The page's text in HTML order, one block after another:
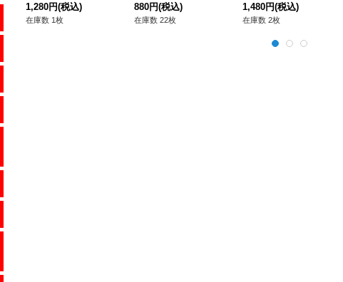
チュリーシークレッ
ト】{QCAC-JP075}
1,280円(税込)
在庫数 1枚
レット】{TDPP-JP01
3}《モンスター》
880円(税込)
在庫数 22枚
チュリーシークレッ
ト】{QCAC-JP018}
1,480円(税込)
在庫数 2枚